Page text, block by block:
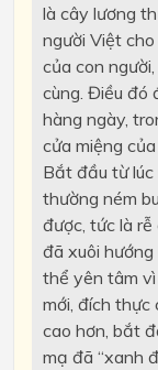
là cây lương
người Việt
của con
cùng. Điều đó
hàng ngày,
cửa miệng
Bắt đầu từ lúc
thường ném
được, tức là
đã xuôi
thể yên tâm
mới, đích thực
cao hơn, bắt
mạ đã “xanh